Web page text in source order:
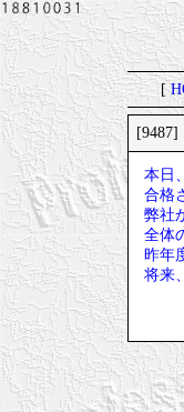
[
[9487]
本日
合格
弊社
全体
昨年
将来